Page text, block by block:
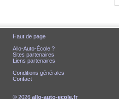
Haut de page
Allo-Auto-École ?
Sites partenaires
Liens partenaires
Conditions générales
Contact
© 2026 allo-auto-ecole.fr